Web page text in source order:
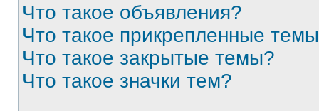
Что такое объявления?
Что такое прикрепленные
Что такое закрытые темы?
Что такое значки тем?